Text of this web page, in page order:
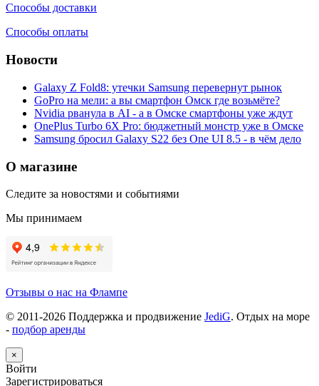
Способы доставки
Способы оплаты
Новости
Galaxy Z Fold8: утечки Samsung перевернут рынок
GoPro на мели: а вы смартфон Омск где возьмёте?
Nvidia рванула в AI - а в Омске смартфоны уже ждут
OnePlus Turbo 6X Pro: бюджетный монстр уже в Омске
Samsung бросил Galaxy S22 без One UI 8.5 - в чём дело
О магазине
Следите за новостями и событиями
Мы принимаем
Отзывы о нас на Флампе
© 2011-2026 Поддержка и продвижение JediG. Отдых на море
- подбор аренды
×
Войти
Зарегистрироваться